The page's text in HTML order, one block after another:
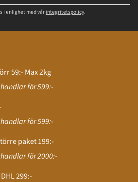
i enlighet med vårintegritetspolicy.
59:- Max 2kg
för 599:-
för 599:-
paket 199:-
för 2000:-
299:-